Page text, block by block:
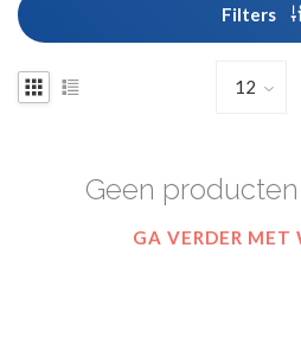
Filters
Geen
GA VERDER MET